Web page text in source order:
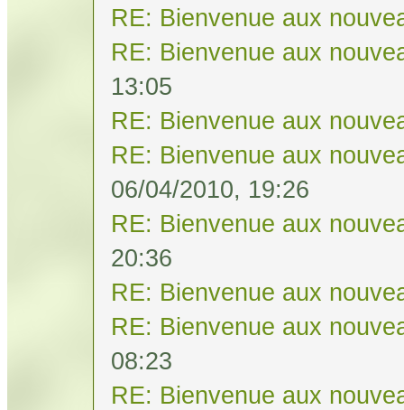
RE: Bienvenue aux
RE: Bienvenue aux
13:05
RE: Bienvenue aux
RE: Bienvenue aux
06/04/2010, 19:26
RE: Bienvenue aux
20:36
RE: Bienvenue aux
RE: Bienvenue aux
08:23
RE: Bienvenue aux